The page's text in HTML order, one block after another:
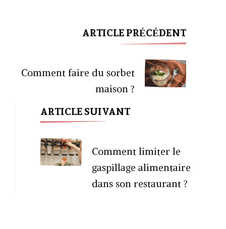
Navigation
ARTICLE PRÉCÉDENT
Comment faire du sorbet
maison ?
ARTICLE SUIVANT
Comment limiter le
gaspillage alimentaire
dans son restaurant ?